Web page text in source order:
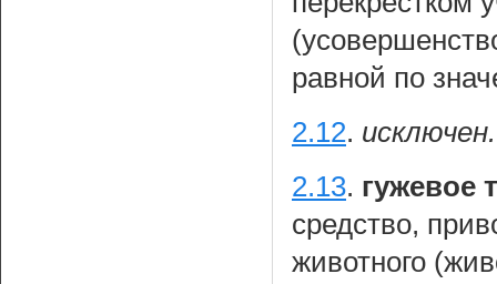
равной по
2.12. исключен.
2.13. гужевое
средство,
животного